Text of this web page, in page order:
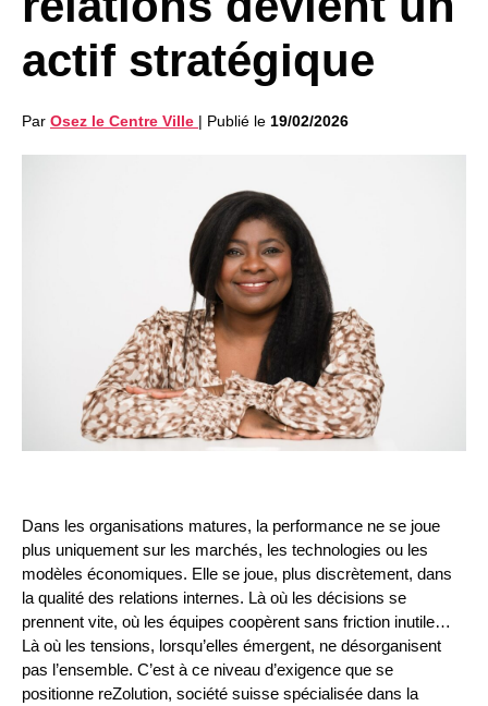
actif stratégique
Par Osez le Centre Ville | Publié le 19/02/2026
Dans les organisations matures, la performance ne se joue
plus uniquement sur les marchés, les technologies ou les
modèles économiques. Elle se joue, plus discrètement, dans
la qualité des relations internes. Là où les décisions se
prennent vite, où les équipes coopèrent sans friction inutile…
Là où les tensions, lorsqu’elles émergent, ne désorganisent
pas l’ensemble. C’est à ce niveau d’exigence que se
positionne reZolution, société suisse spécialisée dans la